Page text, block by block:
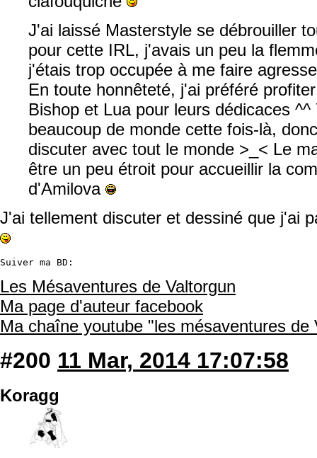
J'ai laissé Masterstyle se débrouiller
pour cette IRL, j'avais un peu la
j'étais trop occupée à me faire
En toute honnêteté, j'ai préféré
Bishop et Lua pour leurs dédicaces
beaucoup de monde cette fois-là,
discuter avec tout le monde >_< Le
être un peu étroit pour accueillir la
d'Amilova
J'ai tellement discuter et dessiné que j'ai
Suiver ma BD:
Les Mésaventures de Valtorgun
Ma page d'auteur facebook
Ma chaîne youtube "les mésaventures de
#200 11 Mar, 2014 17:07:58
Koragg